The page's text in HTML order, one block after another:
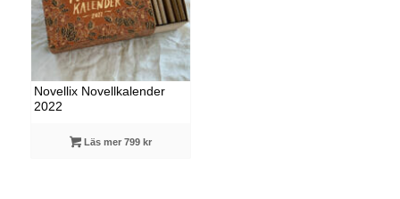
Novellix Novellkalender
2022
Läs mer 799 kr